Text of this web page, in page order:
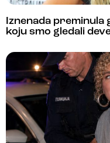
Iznenada preminula
koju smo gledali